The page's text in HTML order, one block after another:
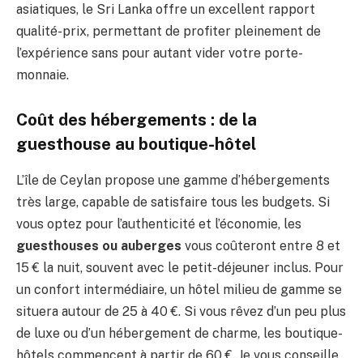
asiatiques, le Sri Lanka offre un excellent rapport
qualité-prix, permettant de profiter pleinement de
l’expérience sans pour autant vider votre porte-
monnaie.
Coût des hébergements : de la
guesthouse au boutique-hôtel
L’île de Ceylan propose une gamme d’hébergements
très large, capable de satisfaire tous les budgets. Si
vous optez pour l’authenticité et l’économie, les
guesthouses ou auberges vous coûteront entre 8 et
15 € la nuit, souvent avec le petit-déjeuner inclus. Pour
un confort intermédiaire, un hôtel milieu de gamme se
situera autour de 25 à 40 €. Si vous rêvez d’un peu plus
de luxe ou d’un hébergement de charme, les boutique-